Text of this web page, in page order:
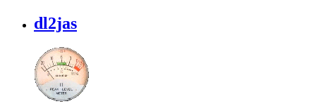
dl2jas